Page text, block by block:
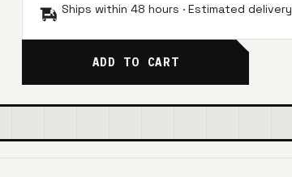
Ships within 48 hours · Estimated delivery
ADD TO CART